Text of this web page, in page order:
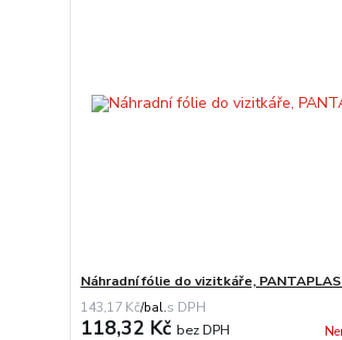
Náhradní fólie do vizitkáře,
143,17 Kč/bal.
118,32 Kč bez DPH